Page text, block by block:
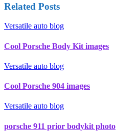
Related Posts
Versatile auto blog
Cool Porsche Body Kit images
Versatile auto blog
Cool Porsche 904 images
Versatile auto blog
porsche 911 prior bodykit photo